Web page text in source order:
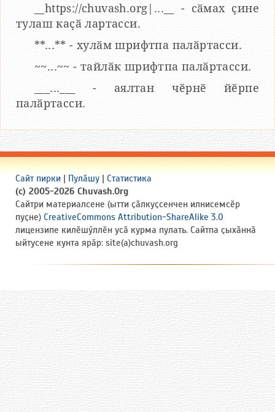
__https://chuvash.org|...__ - сӑмах ҫине
тулаш каҫӑ лартасси.
**...** - хулӑм шрифтпа палӑртасси.
~~...~~ - тайлӑк шрифтпа палӑртасси.
___...___ - аялтан чӗрнӗ йӗрпе
палӑртасси.
Сайт пирки | Пулӑшу | Статистика
(c) 2005-2026 Chuvash.Org
Сайтри материалсене (ытти ҫӑлкуҫсенчен илнисемсӗр
пуҫне) CreativeCommons Attribution-ShareAlike 3.0
лицензипе килӗшӳллӗн усӑ курма пулать. Сайтпа ҫыхӑннӑ
ыйтусене кунта ярӑр: site(a)chuvash.org